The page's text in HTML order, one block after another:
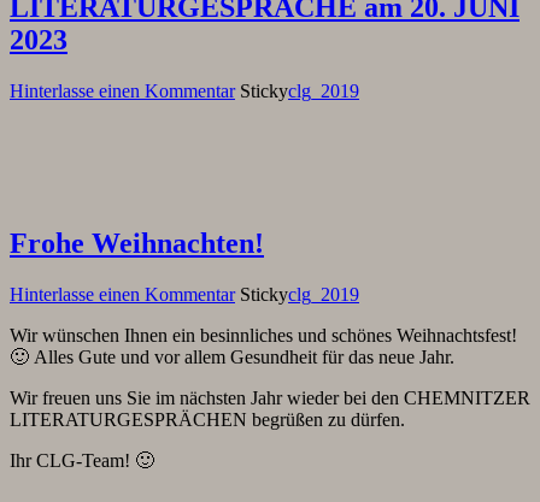
LITERATURGESPRÄCHE am 20. JUNI
2023
Hinterlasse einen Kommentar Stickyclg_2019
Frohe Weihnachten!
Hinterlasse einen Kommentar Stickyclg_2019
Wir wünschen Ihnen ein besinnliches und schönes Weihnachtsfest!
🙂 Alles Gute und vor allem Gesundheit für das neue Jahr.
Wir freuen uns Sie im nächsten Jahr wieder bei den CHEMNITZER
LITERATURGESPRÄCHEN begrüßen zu dürfen.
Ihr CLG-Team! 🙂